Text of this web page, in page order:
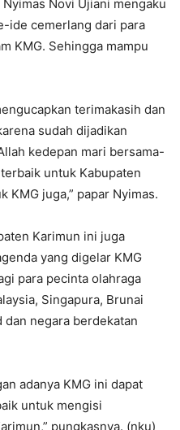
Novi Ujiani mengaku
ide cemerlang dari para
KMG. Sehingga mampu
terimakasih dan
sudah dijadikan
kedepan mari bersama-
untuk Kabupaten
KMG juga,” papar Nyimas.
Karimun ini juga
yang digelar KMG
para pecinta olahraga
Singapura, Brunai
dan negara berdekatan
adanya KMG ini dapat
untuk mengisi
pungkasnya. (nku)